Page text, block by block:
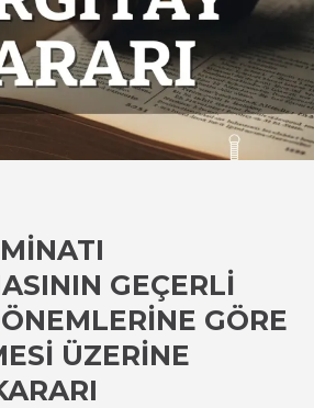
GEÇERLI
GÖRE
ÜZERINE